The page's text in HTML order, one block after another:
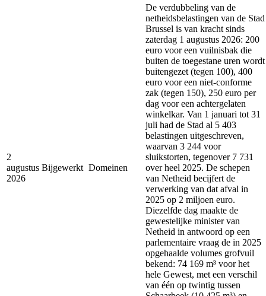
2
augustus
2026
Bijgewerkt Domeinen
De verdubbeling van de
netheidsbelastingen van de Stad
Brussel is van kracht sinds
zaterdag 1 augustus 2026: 200
euro voor een vuilnisbak die
buiten de toegestane uren wordt
buitengezet (tegen 100), 400
euro voor een niet-conforme
zak (tegen 150), 250 euro per
dag voor een achtergelaten
winkelkar. Van 1 januari tot 31
juli had de Stad al 5 403
belastingen uitgeschreven,
waarvan 3 244 voor
sluikstorten, tegenover 7 731
over heel 2025. De schepen
van Netheid becijfert de
verwerking van dat afval in
2025 op 2 miljoen euro.
Diezelfde dag maakte de
gewestelijke minister van
Netheid in antwoord op een
parlementaire vraag de in 2025
opgehaalde volumes grofvuil
bekend: 74 169 m³ voor het
hele Gewest, met een verschil
van één op twintig tussen